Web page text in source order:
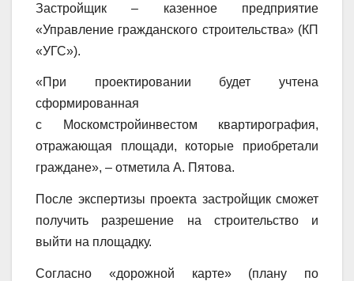
Застройщик – казенное предприятие
«Управление гражданского строительства» (КП
«УГС»).
«При проектировании будет учтена
сформированная
с Москомстройинвестом квартирография,
отражающая площади, которые приобретали
граждане», – отметила А. Пятова.
После экспертизы проекта застройщик сможет
получить разрешение на строительство и
выйти на площадку.
Согласно «дорожной карте» (плану по